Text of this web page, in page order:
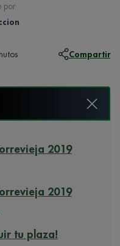
por
Compartir
2019
2019
tu plaza!